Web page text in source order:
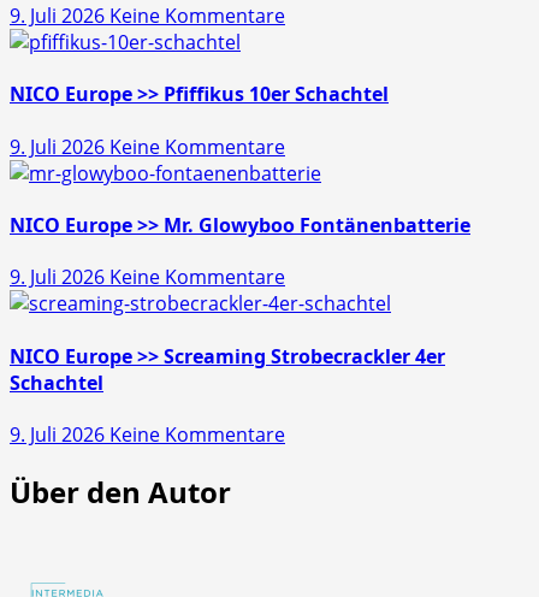
9. Juli 2026 Keine Kommentarezu
Gold
45s
NICO Europe >> Pfiffikus 10er Schachtel
9. Juli 2026 Keine Kommentarezu
NICO
>>
10er
Schachtel
NICO Europe >> Mr. Glowyboo Fontänenbatterie
9. Juli 2026 Keine Kommentarezu
NICO
>>
Fontänenbatterie
NICO Europe >> Screaming Strobecrackler 4er
Schachtel
9. Juli 2026 Keine Kommentarezu
Über den Autor